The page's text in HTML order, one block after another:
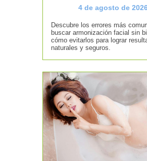
4 de agosto de
Descubre los errores más
buscar armonización facial sin
cómo evitarlos para lograr
naturales y seguros.